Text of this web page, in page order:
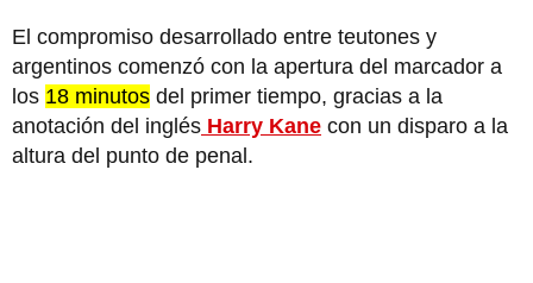
El compromiso desarrollado entre teutones y
argentinos comenzó con la apertura del marcador a
los 18 minutos del primer tiempo, gracias a la
anotación del inglés Harry Kane con un disparo a la
altura del punto de penal.